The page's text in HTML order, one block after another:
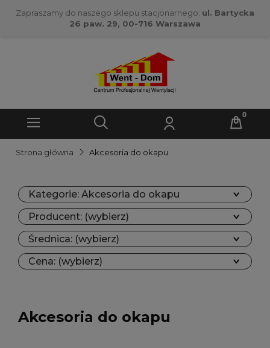
Zapraszamy do naszego sklepu stacjonarnego: ul. Bartycka
26 paw. 29, 00-716 Warszawa
Strona główna Akcesoria do okapu
Kategorie: Akcesoria do okapu
Producent: (wybierz)
Średnica: (wybierz)
Cena: (wybierz)
Akcesoria do okapu